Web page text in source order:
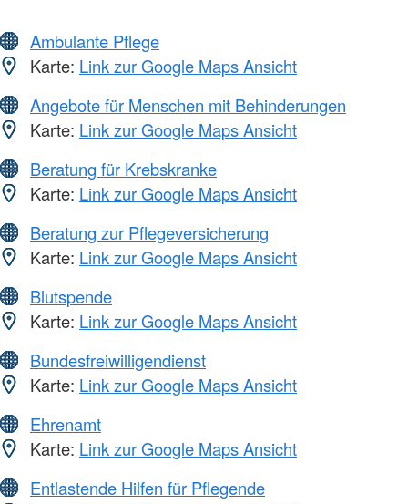
Ambulante Pflege
Karte: Link zur Google Maps Ansicht
Angebote für Menschen mit Behinderungen
Karte: Link zur Google Maps Ansicht
Beratung für Krebskranke
Karte: Link zur Google Maps Ansicht
Beratung zur Pflegeversicherung
Karte: Link zur Google Maps Ansicht
Blutspende
Karte: Link zur Google Maps Ansicht
Bundesfreiwilligendienst
Karte: Link zur Google Maps Ansicht
Ehrenamt
Karte: Link zur Google Maps Ansicht
Entlastende Hilfen für Pflegende